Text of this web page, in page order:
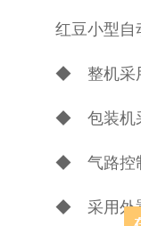
红豆小型自
◆ 整机采用
◆ 包装机采
◆ 气路控制
◆ 采用外